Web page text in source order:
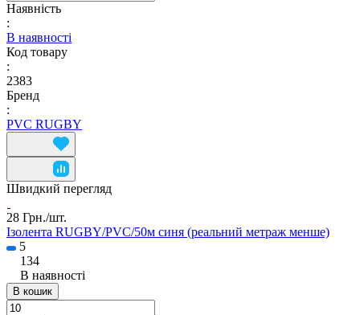
Наявність
:
В наявності
Код товару
:
2383
Бренд
:
PVC RUGBY
Швидкий перегляд
28 Грн./шт.
Ізолента RUGBY/PVC/50м синя (реальний метраж менше)
5
134
В наявності
В кошик